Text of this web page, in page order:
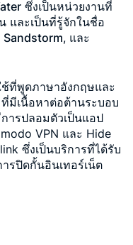
ซึ่งเป็นหน่วยงานที่
และเป็นที่รู้จักในชื่อ
Sandstorm, และ
ช้ที่พูดภาษาอังกฤษและ
มีเนื้อหาต่อต้านระบอบ
ารปลอมตัวเป็นแอป
VPN และ Hide
ซึ่งเป็นบริการที่ได้รับ
รปิดกั้นอินเทอร์เน็ต